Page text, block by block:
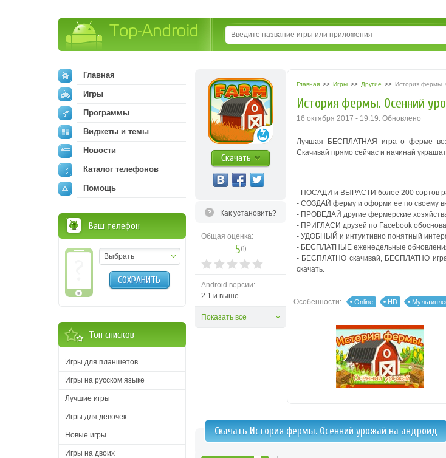
Скачать
Как установить?
Общая оценка:
5(1)
Android версии:
2.1 и выше
Показать все
Главная >> Игры >> Другие >> История фермы.
История фермы. Осенний
16 октября 2017 - 19:19. Обновлено
Лучшая БЕСПЛАТНАЯ игра о ферме
Скачивай прямо сейчас и начинай
- ПОСАДИ и ВЫРАСТИ более 200 сортов
- СОЗДАЙ ферму и оформи ее по своему
- ПРОВЕДАЙ другие фермерские
- ПРИГЛАСИ друзей по Facebook
- УДОБНЫЙ и интуитивно понятный
- БЕСПЛАТНЫЕ еженедельные
- БЕСПЛАТНО скачивай, БЕСПЛАТНО
скачать.
Особенности: Online HD
Скачать История фермы. Осенний урожай на андроид
Главная
Игры
Программы
Виджеты и темы
Новости
Каталог телефонов
Помощь
Ваш телефон
Выбрать
СОХРАНИТЬ
Топ списков
Игры для планшетов
Игры на русском языке
Лучшие игры
Игры для девочек
Новые игры
Игры на двоих